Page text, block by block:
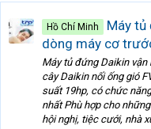
Hồ Chí Minh
Máy tủ
dòng máy cơ
Máy tủ đứng Daikin
cây Daikin nối ống gió
suất 19hp, có chức
nhất Phù hợp cho
hội nghị, tiệc cưới, nhà